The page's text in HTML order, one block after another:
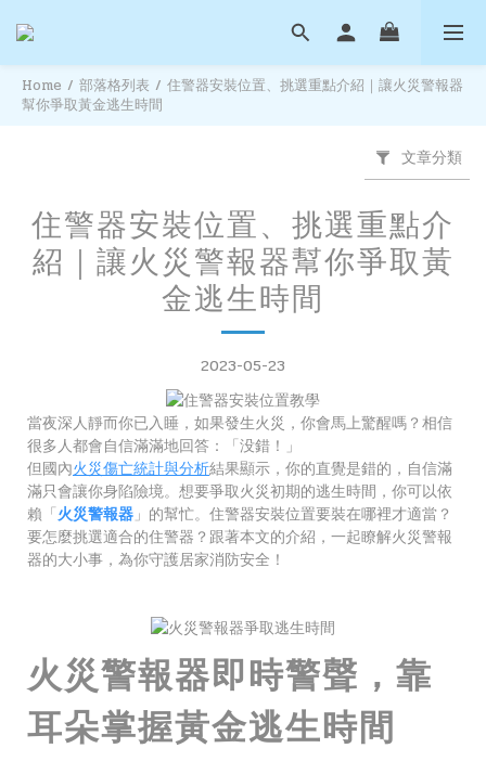
Home / 部落格列表 / 住警器安裝位置、挑選重點介紹｜讓火災警報器
幫你爭取黃金逃生時間
文章分類
住警器安裝位置、挑選重點介
紹｜讓火災警報器幫你爭取黃
金逃生時間
2023-05-23
當夜深人靜而你已入睡，如果發生火災，你會馬上驚醒嗎？相信
很多人都會自信滿滿地回答：「没錯！」
但國內火災傷亡統計與分析結果顯示，你的直覺是錯的，自信滿
滿只會讓你身陷險境。想要爭取火災初期的逃生時間，你可以依
賴「火災警報器」的幫忙。住警器安裝位置要裝在哪裡才適當？
要怎麼挑選適合的住警器？跟著本文的介紹，一起瞭解火災警報
器的大小事，為你守護居家消防安全！
火災警報器即時警聲，靠
耳朵掌握黃金逃生時間